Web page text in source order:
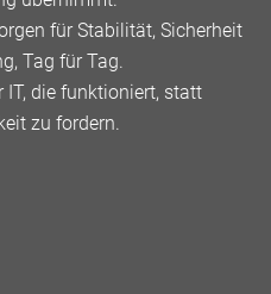
für Stabilität, Sicherheit
Tag für Tag.
IT, die funktioniert, statt
zu fordern.